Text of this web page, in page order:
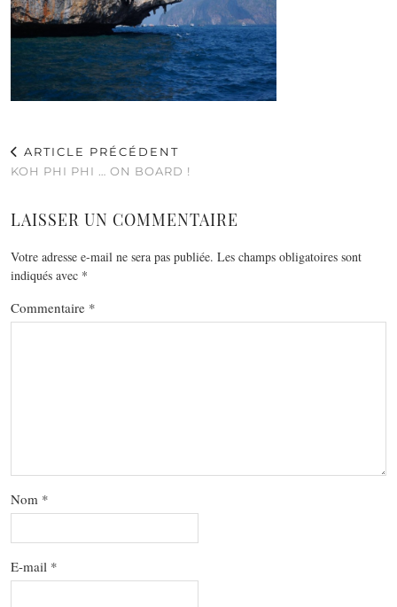
ARTICLE PRÉCÉDENT
KOH PHI PHI … ON BOARD !
LAISSER UN COMMENTAIRE
Votre adresse e-mail ne sera pas publiée. Les champs obligatoires sont
indiqués avec *
Commentaire *
Nom *
E-mail *